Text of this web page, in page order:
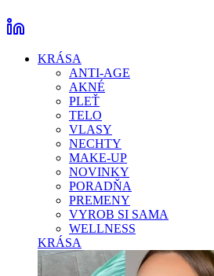
KRÁSA
ANTI-AGE
AKNÉ
PLEŤ
TELO
VLASY
NECHTY
MAKE-UP
NOVINKY
PORADŇA
PREMENY
VYROB SI SAMA
WELLNESS
KRÁSA